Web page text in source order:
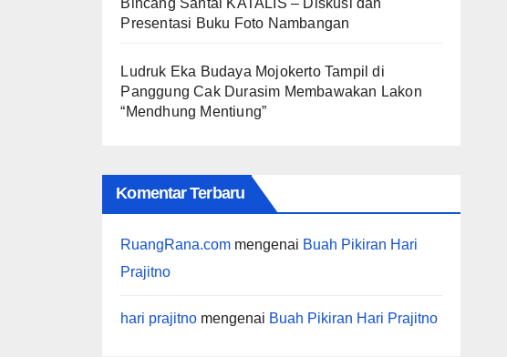
Bincang Santai KATALIS – Diskusi dan
Presentasi Buku Foto Nambangan
Ludruk Eka Budaya Mojokerto Tampil di
Panggung Cak Durasim Membawakan Lakon
“Mendhung Mentiung”
Komentar Terbaru
RuangRana.com mengenai Buah Pikiran Hari
Prajitno
hari prajitno mengenai Buah Pikiran Hari Prajitno